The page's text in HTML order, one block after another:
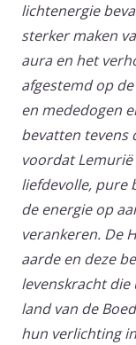
lichtenergie
sterker maken
aura en het
afgestemd op
en mededogen
bevatten tevens
voordat
liefdevolle, pure
de energie op
verankeren. De
aarde en deze
levenskracht
land van de
hun verlichting